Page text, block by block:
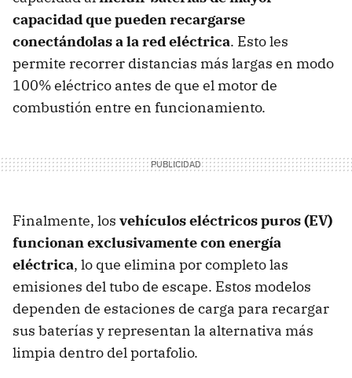
capacidad que pueden recargarse
conectándolas a la red eléctrica. Esto les
permite recorrer distancias más largas en modo
100% eléctrico antes de que el motor de
combustión entre en funcionamiento.
Finalmente, los vehículos eléctricos puros (EV)
funcionan exclusivamente con energía
eléctrica, lo que elimina por completo las
emisiones del tubo de escape. Estos modelos
dependen de estaciones de carga para recargar
sus baterías y representan la alternativa más
limpia dentro del portafolio.